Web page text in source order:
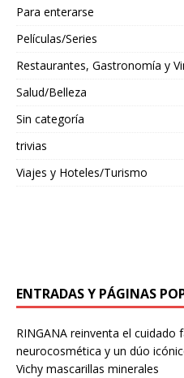
Para enterarse
Películas/Series
Restaurantes, Gastronomía y
Salud/Belleza
Sin categoría
trivias
Viajes y Hoteles/Turismo
ENTRADAS Y PÁGINAS
RINGANA reinventa el cuidado
neurocosmética y un dúo
Vichy mascarillas minerales